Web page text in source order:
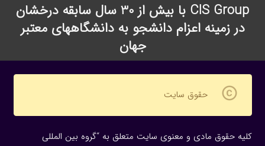
CIS Group با بیش از 30 سال سابقه درخشان
در زمینه اعزام دانشجو به دانشگاههای معتبر
جهان
copyright حقوق سایت
کلیه حقوق مادی و معنوی سایت متعلق به “گروه بین المللی